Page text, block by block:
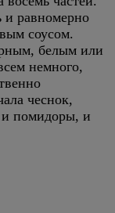
равномерно
соусом.
белым или
немного,
чеснок,
и помидоры, и